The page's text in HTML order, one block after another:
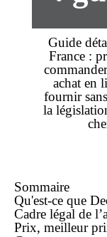
Guide
France :
achat en
fournir
la
Sommaire
Qu'est-ce que
Cadre légal de
Prix, meilleur